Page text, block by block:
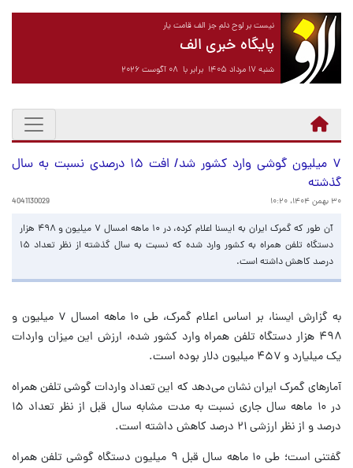
نیست بر لوح دلم جز الف قامت یار
پایگاه خبری الف
شنبه ۱۷ مرداد ۱۴۰۵ برابر با ۰۸ آگوست ۲۰۲۶
۷ میلیون گوشی وارد کشور شد/ افت ۱۵ درصدی نسبت به سال
گذشته
۳۰ بهمن ۱۴۰۴، ۱۰:۲۰ 4041130029
آن طور که گمرک ایران به ایسنا اعلام کرده، در ۱۰ ماهه امسال ۷ میلیون و ۴۹۸ هزار
دستگاه تلفن همراه به کشور وارد شده که نسبت به سال گذشته از نظر تعداد ۱۵
درصد کاهش داشته است.
به گزارش ایسنا،‌ بر اساس اعلام گمرک، طی ۱۰ ماهه امسال ۷ میلیون و
۴۹۸ هزار دستگاه تلفن همراه وارد کشور شده، ارزش این میزان واردات
یک میلیارد و ۴۵۷ میلیون دلار بوده است.
آمارهای گمرک ایران نشان می‌دهد که این تعداد واردات گوشی تلفن همراه
در ۱۰ ماهه سال‌ جاری نسبت به مدت مشابه سال قبل از نظر تعداد ۱۵
درصد و از نظر ارزشی ۲۱ درصد کاهش داشته است.
گفتنی است؛ طی ۱۰ ماهه سال قبل ۹ میلیون دستگاه گوشی تلفن همراه